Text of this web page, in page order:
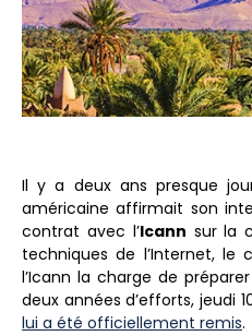
Il y a deux ans presque
américaine affirmait son
contrat avec l’Icann sur la
techniques de l’Internet, le
l’Icann la charge de
deux années d’efforts, jeudi
lui a été officiellement remis.